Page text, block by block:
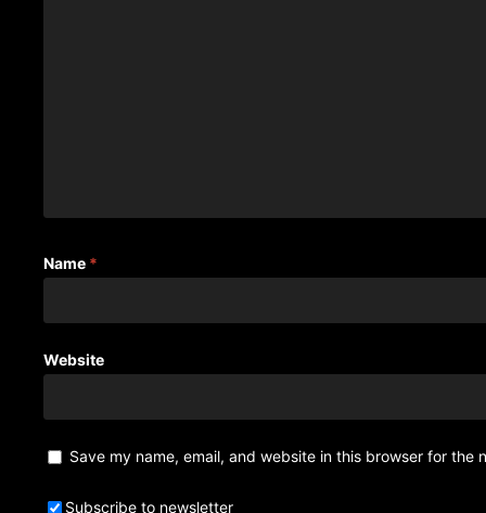
Name *
Website
Save my name, email, and website in this browser for the
Subscribe to newsletter